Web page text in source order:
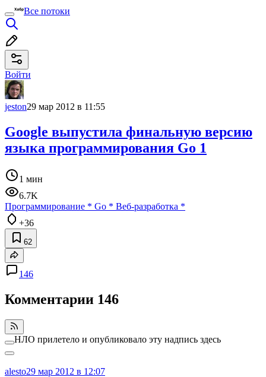
Все потоки
Войти
jeston29 мар 2012 в 11:55
Google выпустила финальную версию
языка программирования Go 1
1 мин
6.7K
Программирование * Go * Веб-разработка *
+36
62
146
Комментарии 146
НЛО прилетело и опубликовало эту надпись здесь
alesto29 мар 2012 в 12:07